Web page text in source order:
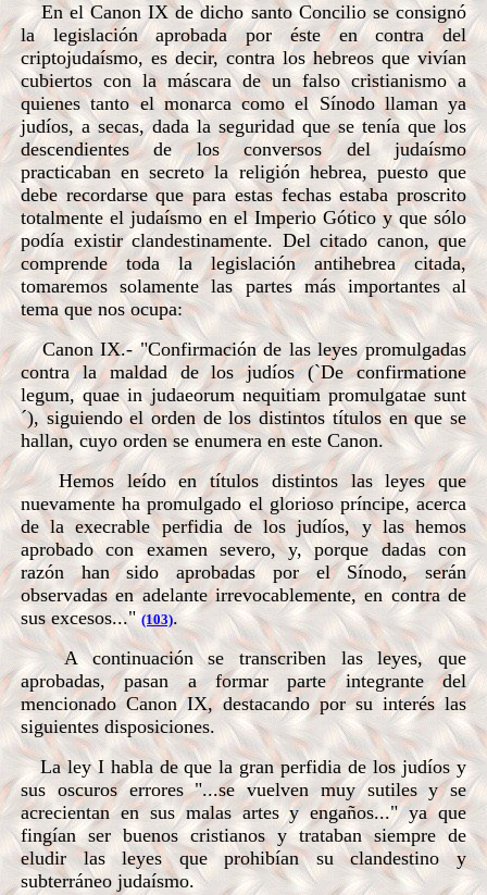
En el Canon IX de dicho santo Concilio se consignó
la legislación aprobada por éste en contra del
criptojudaísmo, es decir, contra los hebreos que vivían
cubiertos con la máscara de un falso cristianismo a
quienes tanto el monarca como el Sínodo llaman ya
judíos, a secas, dada la seguridad que se tenía que los
descendientes de los conversos del judaísmo
practicaban en secreto la religión hebrea, puesto que
debe recordarse que para estas fechas estaba proscrito
totalmente el judaísmo en el Imperio Gótico y que sólo
podía existir clandestinamente. Del citado canon, que
comprende toda la legislación antihebrea citada,
tomaremos solamente las partes más importantes al
tema que nos ocupa:
Canon IX.- "Confirmación de las leyes promulgadas
contra la maldad de los judíos (`De confirmatione
legum, quae in judaeorum nequitiam promulgatae sunt
´), siguiendo el orden de los distintos títulos en que se
hallan, cuyo orden se enumera en este Canon.
Hemos leído en títulos distintos las leyes que
nuevamente ha promulgado el glorioso príncipe, acerca
de la execrable perfidia de los judíos, y las hemos
aprobado con examen severo, y, porque dadas con
razón han sido aprobadas por el Sínodo, serán
observadas en adelante irrevocablemente, en contra de
sus excesos..." (103).
A continuación se transcriben las leyes, que
aprobadas, pasan a formar parte integrante del
mencionado Canon IX, destacando por su interés las
siguientes disposiciones.
La ley I habla de que la gran perfidia de los judíos y
sus oscuros errores "...se vuelven muy sutiles y se
acrecientan en sus malas artes y engaños..." ya que
fingían ser buenos cristianos y trataban siempre de
eludir las leyes que prohibían su clandestino y
subterráneo judaísmo.